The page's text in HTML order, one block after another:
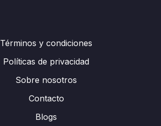
Términos y condiciones
Políticas de privacidad
Sobre nosotros
Contacto
Blogs